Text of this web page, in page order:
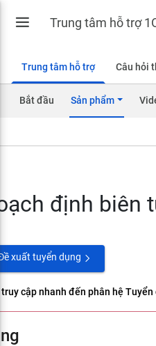
Trung tâm hỗ trợ
Trung tâm hỗ trợ Câu hỏi
Bắt đầu Sản phẩm
định biên
xuất tuyển dụng
cập nhanh đến phân hệ